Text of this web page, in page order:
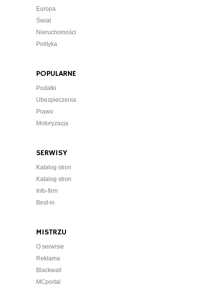
Europa
Świat
Nieruchomości
Polityka
POPULARNE
Podatki
Ubezpieczenia
Prawo
Motoryzacja
SERWISY
Katalog stron
Katalog stron
Info-firm
Best-in
MISTRZU
O serwisie
Reklama
Blackwall
MCportal